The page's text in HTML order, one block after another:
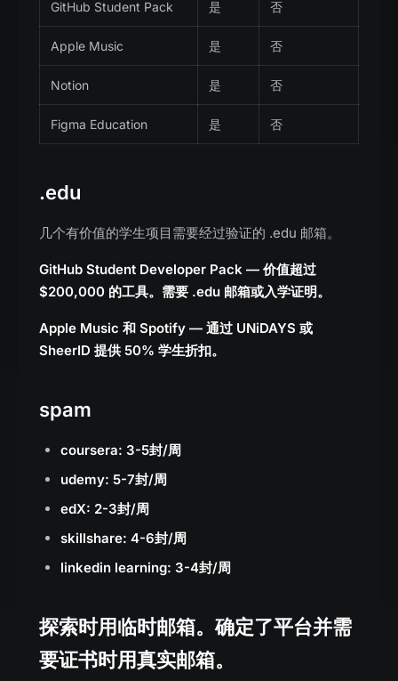
GitHub Student Pack 是 否
Apple Music 是 否
Notion 是 否
Figma Education 是 否
.edu
几个有价值的学生项目需要经过验证的 .edu 邮箱。
GitHub Student Developer Pack — 价值超过
$200,000 的工具。需要 .edu 邮箱或入学证明。
Apple Music 和 Spotify — 通过 UNiDAYS 或
SheerID 提供 50% 学生折扣。
spam
coursera: 3-5封/周
udemy: 5-7封/周
edX: 2-3封/周
skillshare: 4-6封/周
linkedin learning: 3-4封/周
探索时用临时邮箱。确定了平台并需
要证书时用真实邮箱。